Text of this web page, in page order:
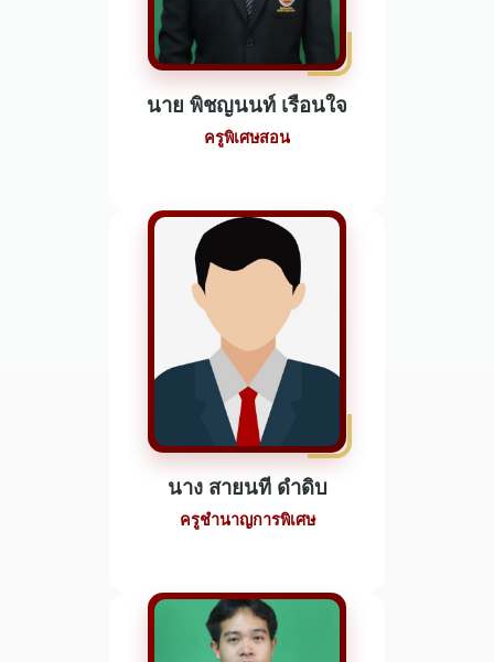
นาย พิชญนนท์ เรือนใจ
ครูพิเศษสอน
นาง สายนที ดำดิบ
ครูชำนาญการพิเศษ